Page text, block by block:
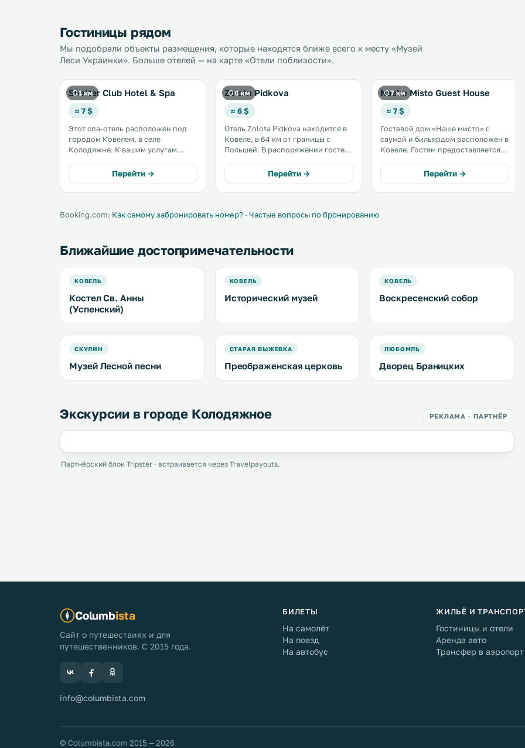
Гостиницы рядом
Мы подобрали объекты размещения, которые находятся ближе всего к месту «Музей
Леси Украинки». Больше отелей — на карте «Отели поблизости».
1 км
Shelter Club Hotel & Spa
≈ 7 $
Этот спа-отель расположен под
городом Ковелем, в селе
Колодяжне. К вашим услугам
номера спа-отеля Shelter Club
оформлены в классическом стиле
и оснащены телевизором. В
.
Перейти →
6 км
Zolota Pidkova
≈ 6 $
Отель Zolota Pidkova находится в
Ковеле, в 64 км от границы с
Польшей. В распоряжении гостей
каналами и ноутбук. До Львова -
185 км. .
Перейти →
7 км
Nashe Misto Guest House
≈ 7 $
Гостевой дом «Наше мисто» с
сауной и бильярдом расположен в
Ковеле. Гостям предоставляется
частная парковка. Номера
оснащены телевизором с
кабельными каналами, феном,
Перейти →
Booking.com: Как самому забронировать номер? · Частые вопросы по бронированию
Ближайшие достопримечательности
КОВЕЛЬ
Костел Св. Анны
(Успенский)
КОВЕЛЬ
Исторический музей
КОВЕЛЬ
Воскресенский собор
СКУЛИН
Музей Лесной песни
СТАРАЯ ВЫЖЕВКА
Преображенская церковь
ЛЮБОМЛЬ
Дворец Браницких
Экскурсии в городе Колодяжное РЕКЛАМА · ПАРТНЁР
Партнёрский блок Tripster · встраивается через Travelpayouts.
Columbista
Сайт о путешествиях и для
путешественников. С 2015 года.
info@columbista.com
БИЛЕТЫ
На самолёт
На поезд
На автобус
ЖИЛЬЁ И
Гостиницы и отели
Аренда авто
Трансфер в аэропорт
© Columbista.com 2015 — 2026